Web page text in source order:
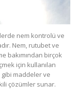
nem kontrolü ve
Nem, rutubet ve
bakımından birçok
için kullanılan
maddeler ve
çözümler sunar.